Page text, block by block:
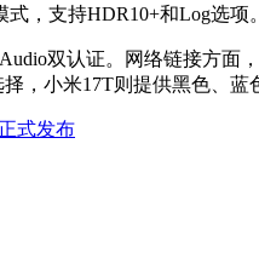
，支持HDR10+和Log选
双认证。网络链接方面
，小米17T则提供黑色、蓝
式发布